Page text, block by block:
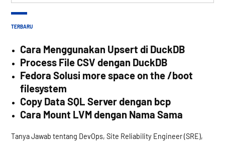
Search
TERBARU
Cara Menggunakan Upsert di DuckDB
Process File CSV dengan DuckDB
Fedora Solusi more space on the /boot
filesystem
Copy Data SQL Server dengan bcp
Cara Mount LVM dengan Nama Sama
Tanya Jawab tentang DevOps, Site Reliability Engineer (SRE),